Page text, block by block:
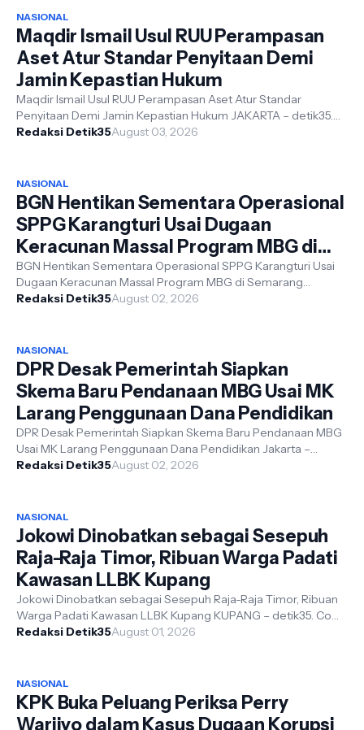
NASIONAL
Maqdir Ismail Usul RUU Perampasan
Aset Atur Standar Penyitaan Demi
Jamin Kepastian Hukum
Maqdir Ismail Usul RUU Perampasan Aset Atur Standar
Penyitaan Demi Jamin Kepastian Hukum JAKARTA – detik35.
Com. Advokat Maqdir Ismail mem...
Redaksi Detik35August 03, 2026
NASIONAL
BGN Hentikan Sementara Operasional
SPPG Karangturi Usai Dugaan
Keracunan Massal Program MBG di
Semarang
BGN Hentikan Sementara Operasional SPPG Karangturi Usai
Dugaan Keracunan Massal Program MBG di Semarang
JAKARTA – detik35. Com - Badan Giz...
Redaksi Detik35August 02, 2026
NASIONAL
DPR Desak Pemerintah Siapkan
Skema Baru Pendanaan MBG Usai MK
Larang Penggunaan Dana Pendidikan
DPR Desak Pemerintah Siapkan Skema Baru Pendanaan MBG
Usai MK Larang Penggunaan Dana Pendidikan Jakarta –
detik35. Com - Putusan Mahkamah ...
Redaksi Detik35August 02, 2026
NASIONAL
Jokowi Dinobatkan sebagai Sesepuh
Raja-Raja Timor, Ribuan Warga Padati
Kawasan LLBK Kupang
Jokowi Dinobatkan sebagai Sesepuh Raja-Raja Timor, Ribuan
Warga Padati Kawasan LLBK Kupang KUPANG – detik35. Com
- Presiden ke-7 Republik ...
Redaksi Detik35August 01, 2026
NASIONAL
KPK Buka Peluang Periksa Perry
Warjiyo dalam Kasus Dugaan Korupsi